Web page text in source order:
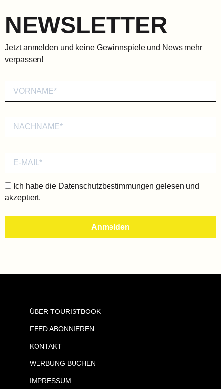
NEWSLETTER
Jetzt anmelden und keine Gewinnspiele und News mehr
verpassen!
Ich habe die Datenschutzbestimmungen gelesen und
akzeptiert.
ÜBER TOURISTBOOK
FEED ABONNIEREN
KONTAKT
WERBUNG BUCHEN
IMPRESSUM